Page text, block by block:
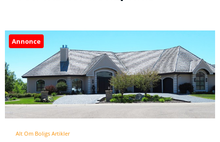
Annonce
Alt Om Boligs Artikler